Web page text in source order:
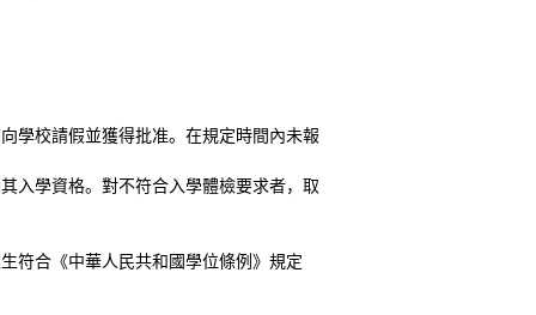
學校請假並獲得批准。在規定時間內未報
入學資格。對不符合入學體檢要求者，取
符合《中華人民共和國學位條例》規定